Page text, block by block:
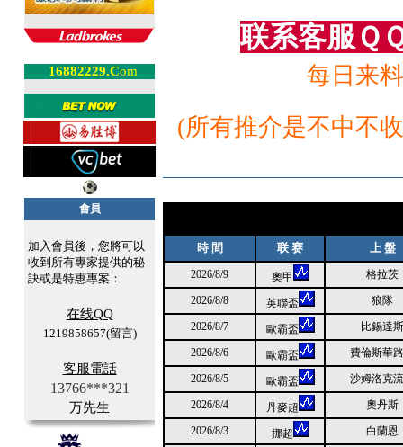
16882229.Com
會員
加入會員後，您將可以
收到所有專家提供的秘
訣或是特惠專案：
在线QQ
1219858657(留言)
客服電話
13766***321
万先生
联系客服Ｑ
每日来
(所有推介是不中不
時 間 联 赛 上 盤
2026/8/9 奧甲 格拉茨
2026/8/8 英聯盃 狼隊
2026/8/7 歐霸盃 比錫達斯
2026/8/6 歐霸盃 費倫斯華
2026/8/5 歐霸盃 沙姆洛克
2026/8/4 丹麥超 奧丹斯
2026/8/3 挪超 白蘭恩